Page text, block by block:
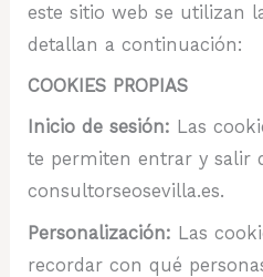
este sitio web se utilizan
detallan a continuación:
COOKIES PROPIAS
Inicio de sesión: Las
te permiten entrar y salir
consultorseosevilla.es.
Personalización: Las
recordar con qué